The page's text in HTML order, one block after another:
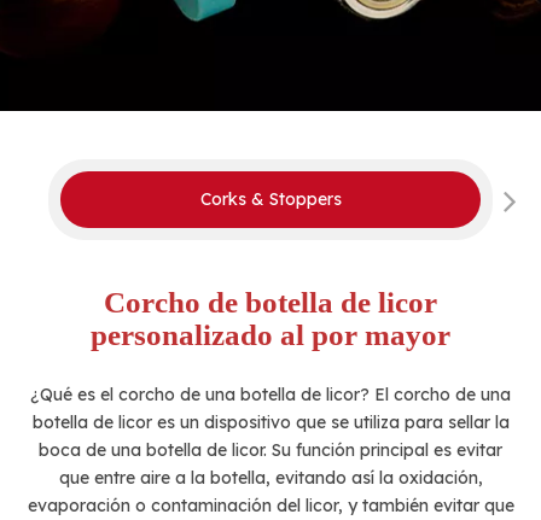
Corks & Stoppers
Corcho de botella de licor
personalizado al por mayor
¿Qué es el corcho de una botella de licor? El corcho de una
botella de licor es un dispositivo que se utiliza para sellar la
boca de una botella de licor. Su función principal es evitar
que entre aire a la botella, evitando así la oxidación,
evaporación o contaminación del licor, y también evitar que